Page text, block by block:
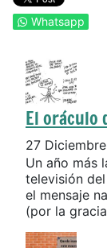
Whatsapp
El oráculo
27
Un año más
televisión
el mensaje
(por la